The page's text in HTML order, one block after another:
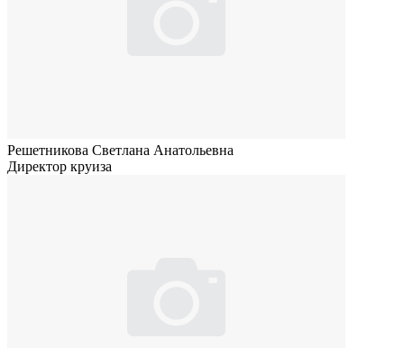
Решетникова Светлана Анатольевна
Директор круиза